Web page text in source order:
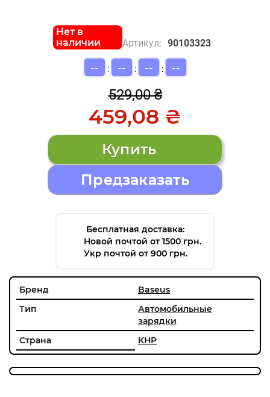
Нет в
наличии
Артикул: 90103323
-- : -- : -- : --
529,00 ₴
459,08 ₴
Предзаказать
Бесплатная доставка:
Новой почтой от 1500 грн.
Укр почтой от 900 грн.
Бренд
Baseus
Тип
Автомобильные
зарядки
Страна
КНР